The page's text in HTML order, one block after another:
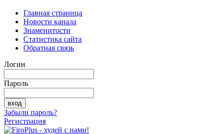
Главная страница
Новости канала
Знаменитости
Статистика сайта
Обратная связь
Логин
Пароль
Забыли пароль?
Регистрация